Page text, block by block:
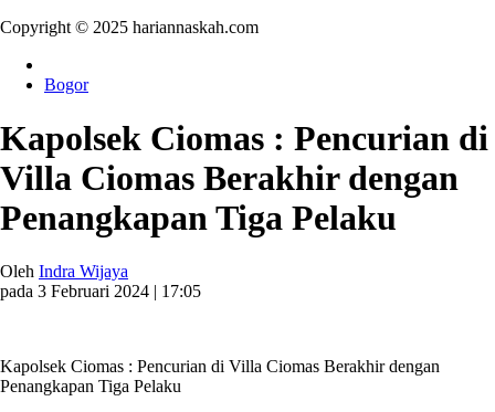
Copyright © 2025 hariannaskah.com
Bogor
Kapolsek Ciomas : Pencurian di
Villa Ciomas Berakhir dengan
Penangkapan Tiga Pelaku
Oleh Indra Wijaya
pada 3 Februari 2024 | 17:05
Kapolsek Ciomas : Pencurian di Villa Ciomas Berakhir dengan
Penangkapan Tiga Pelaku